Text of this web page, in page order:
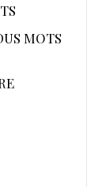
MOTS